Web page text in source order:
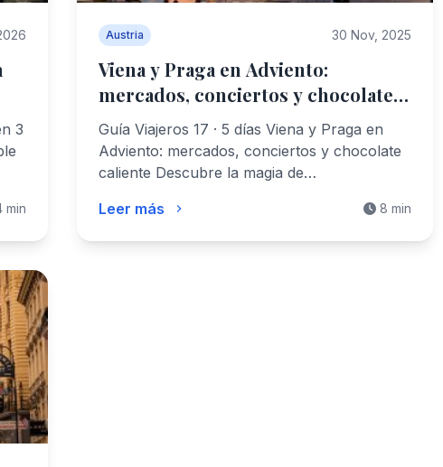
3
min
Austria 30 Nov, 2025
Viena y Praga en Adviento:
mercados, conciertos y chocolate
caliente
Guía Viajeros 17 · 5 días Viena y Praga en
Adviento: mercados, conciertos y chocolate
caliente Descubre la magia de…
Leer más
8 min